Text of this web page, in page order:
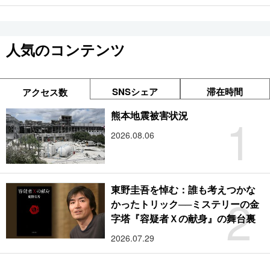
人気のコンテンツ
アクセス数 SNSシェア 滞在時間
1
熊本地震被害状況
2026.08.06
2
東野圭吾を悼む：誰も考えつかな
かったトリック──ミステリーの金
字塔『容疑者Ｘの献身』の舞台裏
2026.07.29